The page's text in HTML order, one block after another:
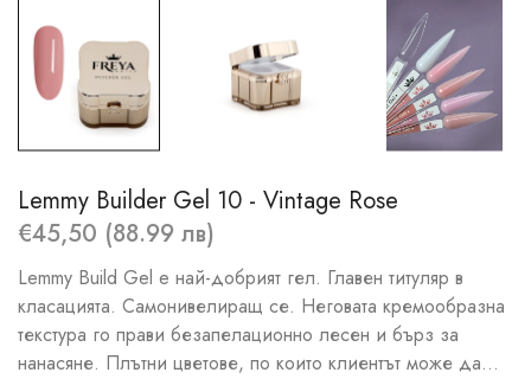
Lemmy Builder Gel 10 - Vintage Rose
€45,50 (88.99 лв)
Lemmy Build Gel e най-добрият гел. Главен титуляр в
класацията. Самонивелиращ се. Неговата кремообразна
текстура го прави безапелационно лесен и бърз за
нанасяне. Плътни цветове, по които клиентът може да...